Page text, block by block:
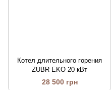
Котел длительного горения
ZUBR EKO 20 кВт
28 500 грн